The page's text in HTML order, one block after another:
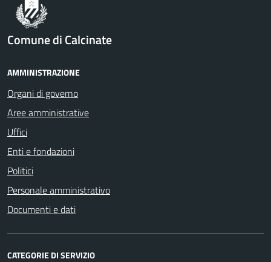
Comune di Calcinate
AMMINISTRAZIONE
Organi di governo
Aree amministrative
Uffici
Enti e fondazioni
Politici
Personale amministrativo
Documenti e dati
CATEGORIE DI SERVIZIO